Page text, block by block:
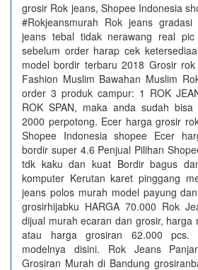
grosir Rok jeans, Shopee Indonesia
#Rokjeansmurah Rok jeans
jeans tebal tidak nerawang real
sebelum order harap cek
model bordir terbaru 2018 Grosir
Fashion Muslim Bawahan Muslim
order 3 produk campur: 1 ROK
ROK SPAN, maka anda sudah bisa
2000 perpotong. Ecer harga grosir
Shopee Indonesia shopee Ecer
bordir super 4.6 Penjual Pilihan
tdk kaku dan kuat Bordir bagus
komputer Kerutan karet pinggang
jeans polos murah model payung
grosirhijabku HARGA 70.000 Rok
dijual murah ecaran dan grosir, harga
atau harga grosiran 62.000 pcs.
modelnya disini. Rok Jeans
Grosiran Murah di Bandung